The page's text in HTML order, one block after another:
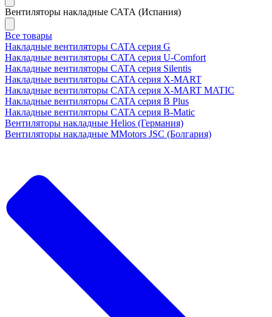
Вентиляторы накладные САТА (Испания)
Все товары
Накладные вентиляторы CATA серия G
Накладные вентиляторы CATA серия U-Comfort
Накладные вентиляторы CATA серия Silentis
Накладные вентиляторы CATA серия X-MART
Накладные вентиляторы CATA серия X-MART MATIC
Накладные вентиляторы CATA серия B Plus
Накладные вентиляторы CATA серия B-Matic
Вентиляторы накладные Helios (Германия)
Вентиляторы накладные MMotors JSC (Болгария)